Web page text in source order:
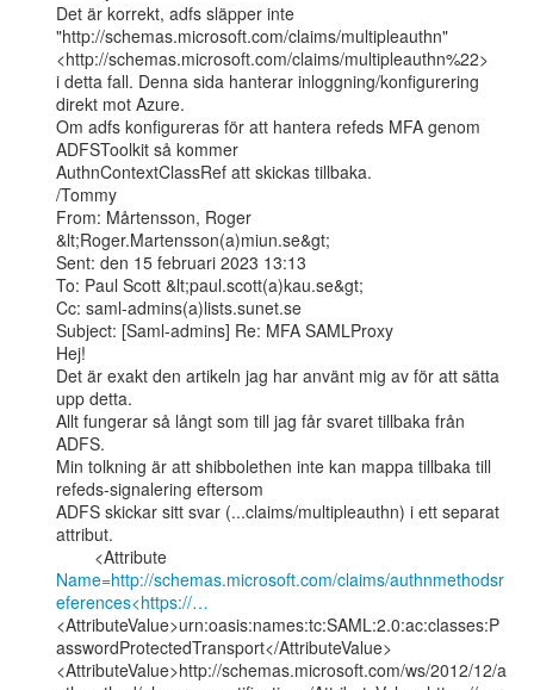
Det är korrekt, adfs släpper inte
"http://schemas.microsoft.com/claims/multipleauthn"
<http://schemas.microsoft.com/claims/multipleauthn%22>
i detta fall. Denna sida hanterar inloggning/konfigurering
direkt mot Azure.
Om adfs konfigureras för att hantera refeds MFA genom
ADFSToolkit så kommer
AuthnContextClassRef att skickas tillbaka.
/Tommy
From: Mårtensson, Roger
&lt;Roger.Martensson(a)miun.se&gt;
Sent: den 15 februari 2023 13:13
To: Paul Scott &lt;paul.scott(a)kau.se&gt;
Cc: saml-admins(a)lists.sunet.se
Subject: [Saml-admins] Re: MFA SAMLProxy
Hej!
Det är exakt den artikeln jag har använt mig av för att sätta
upp detta.
Allt fungerar så långt som till jag får svaret tillbaka från
ADFS.
Min tolkning är att shibbolethen inte kan mappa tillbaka till
refeds-signalering eftersom
ADFS skickar sitt svar (...claims/multipleauthn) i ett separat
attribut.
Name=http://schemas.microsoft.com/claims/authnmethodsr
eferences<https://…
<AttributeValue>urn:oasis:names:tc:SAML:2.0:ac:classes:P
asswordProtectedTransport</AttributeValue>
<AttributeValue>http://schemas.microsoft.com/ws/2012/12/a